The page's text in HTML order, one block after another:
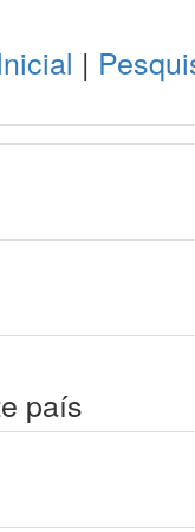
|
país